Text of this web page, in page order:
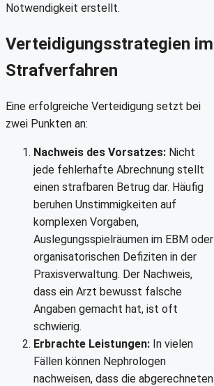
Notwendigkeit erstellt.
Verteidigungsstrategien im
Strafverfahren
Eine erfolgreiche Verteidigung setzt bei
zwei Punkten an:
Nachweis des Vorsatzes: Nicht
jede fehlerhafte Abrechnung stellt
einen strafbaren Betrug dar. Häufig
beruhen Unstimmigkeiten auf
komplexen Vorgaben,
Auslegungsspielräumen im EBM oder
organisatorischen Defiziten in der
Praxisverwaltung. Der Nachweis,
dass ein Arzt bewusst falsche
Angaben gemacht hat, ist oft
schwierig.
Erbrachte Leistungen: In vielen
Fällen können Nephrologen
nachweisen, dass die abgerechneten